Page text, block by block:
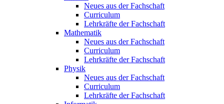
Neues aus der Fachschaft
Curriculum
Lehrkräfte der Fachschaft
Mathematik
Neues aus der Fachschaft
Curriculum
Lehrkräfte der Fachschaft
Physik
Neues aus der Fachschaft
Curriculum
Lehrkräfte der Fachschaft